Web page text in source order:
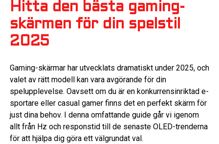
Hitta den bästa gaming-
skärmen för din spelstil
2025
Gaming-skärmar har utvecklats dramatiskt under 2025, och
valet av rätt modell kan vara avgörande för din
spelupplevelse. Oavsett om du är en konkurrensinriktad e-
sportare eller casual gamer finns det en perfekt skärm för
just dina behov. I denna omfattande guide går vi igenom
allt från Hz och responstid till de senaste OLED-trenderna
för att hjälpa dig göra ett välgrundat val.